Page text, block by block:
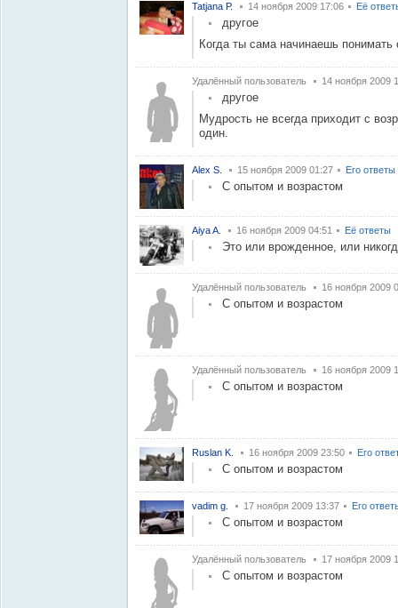
Tatjana Р. 14 ноября 2009 17:06 Её
другое
Когда ты сама начинаешь понимать
Удалённый пользователь 14 ноября 2009
другое
Мудрость не всегда приходит с
один.
Alex S. 15 ноября 2009 01:27 Его ответы
С опытом и возрастом
Aiya A. 16 ноября 2009 04:51 Её ответы
Это или врожденное, или
Удалённый пользователь 16 ноября 2009
С опытом и возрастом
Удалённый пользователь 16 ноября 2009
С опытом и возрастом
Ruslan K. 16 ноября 2009 23:50 Его
С опытом и возрастом
vadim g. 17 ноября 2009 13:37 Его
С опытом и возрастом
Удалённый пользователь 17 ноября 2009
С опытом и возрастом